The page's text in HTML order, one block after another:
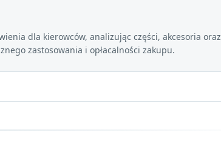
dla kierowców, analizując części, akcesoria oraz
zastosowania i opłacalności zakupu.